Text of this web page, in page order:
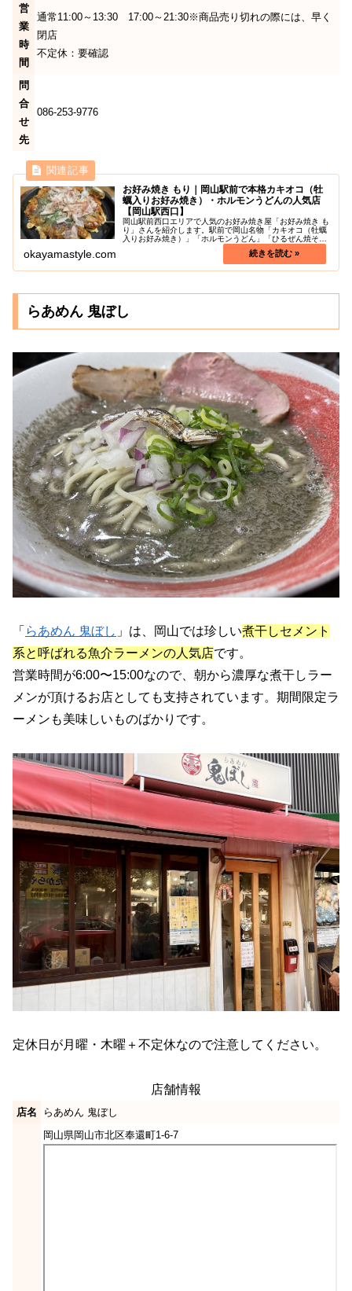
営
業
時
間
通常11:00～13:30 17:00～21:30※商品売り切れの際には、早く
閉店
不定休：要確認
問
合
せ
先
086-253-9776
お好み焼き もり｜岡山駅前で本格カキオコ（牡
蠣入りお好み焼き）・ホルモンうどんの人気店
【岡山駅西口】
岡山駅前西口エリアで人気のお好み焼き屋「お好み焼き も
り」さんを紹介します。駅前で岡山名物「カキオコ（牡蠣
入りお好み焼き）」「ホルモンうどん」「ひるぜん焼そ
ば」の本場の味が味わえます。お好み焼きのみならず、と
ん平焼きやモダン焼き、ねぎやき、...
okayamastyle.com
らあめん 鬼ぼし
「 らあめん 鬼ぼし 」は、岡山では珍しい煮干しセメント
系と呼ばれる魚介ラーメンの人気店です。
営業時間が6:00〜15:00なので、朝から濃厚な煮干しラー
メンが頂けるお店としても支持されています。期間限定ラ
ーメンも美味しいものばかりです。
定休日が月曜・木曜＋不定休なので注意してください。
店舗情報
店名 らあめん 鬼ぼし
岡山県岡山市北区奉還町1-6-7